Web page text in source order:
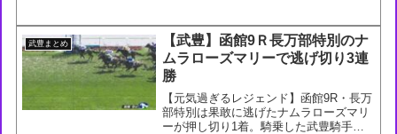
武豊まとめ
【武豊】函館9Ｒ長万部特別のナ
ムラローズマリーで逃げ切り3連
勝
【元気過ぎるレジェンド】函館9R・長万
部特別は果敢に逃げたナムラローズマリ
ーが押し切り1着。騎乗した武豊騎手は